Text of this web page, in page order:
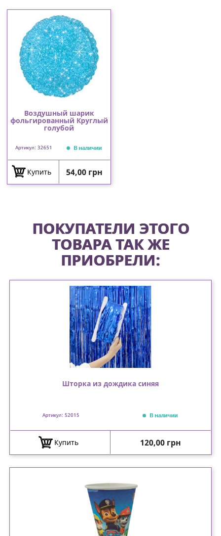
Воздушный шарик
фольгированный Круглый
голубой
Артикул: 32651 В наличии
Купить Цена
54,00 грн
ПОКУПАТЕЛИ ЭТОГО
ТОВАРА ТАК ЖЕ
ПРИОБРЕЛИ:
Шторка из дождика синяя
Артикул: 52015 В наличии
Купить Цена
120,00 грн